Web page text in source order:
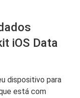
iOS Data
dispositivo para
está com